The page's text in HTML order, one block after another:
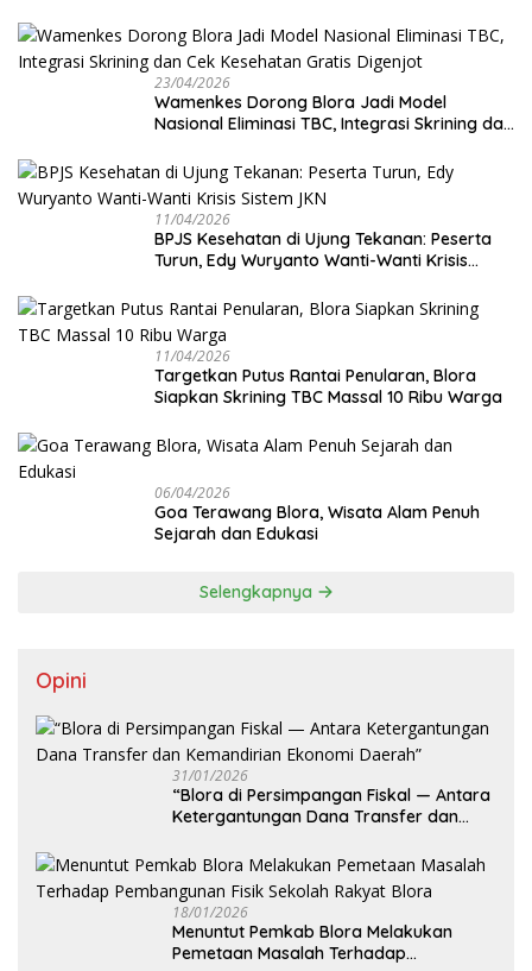
23/04/2026
Wamenkes Dorong Blora Jadi Model
Nasional Eliminasi TBC, Integrasi Skrining dan
11/04/2026
BPJS Kesehatan di Ujung Tekanan: Peserta
Turun, Edy Wuryanto Wanti-Wanti Krisis
11/04/2026
‎Targetkan Putus Rantai Penularan, Blora
Siapkan Skrining TBC Massal 10 Ribu Warga
06/04/2026
Goa Terawang Blora, Wisata Alam Penuh
Sejarah dan Edukasi
Selengkapnya
Opini
31/01/2026
‎“Blora di Persimpangan Fiskal — Antara
Ketergantungan Dana Transfer dan
18/01/2026
‎Menuntut Pemkab Blora Melakukan
Pemetaan Masalah Terhadap